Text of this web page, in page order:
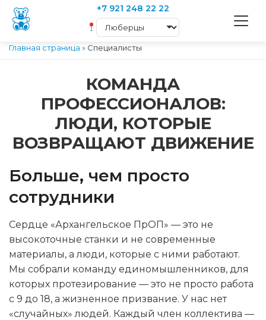
+7 921 248 22 22
Главная страница » Специалисты
КОМАНДА
ПРОФЕССИОНАЛОВ:
ЛЮДИ, КОТОРЫЕ
ВОЗВРАЩАЮТ ДВИЖЕНИЕ
Больше, чем просто
сотрудники
Сердце «Архангельское ПрОП» — это не
высокоточные станки и не современные
материалы, а люди, которые с ними работают.
Мы собрали команду единомышленников, для
которых протезирование — это не просто работа
с 9 до 18, а жизненное призвание. У нас нет
«случайных» людей. Каждый член коллектива —